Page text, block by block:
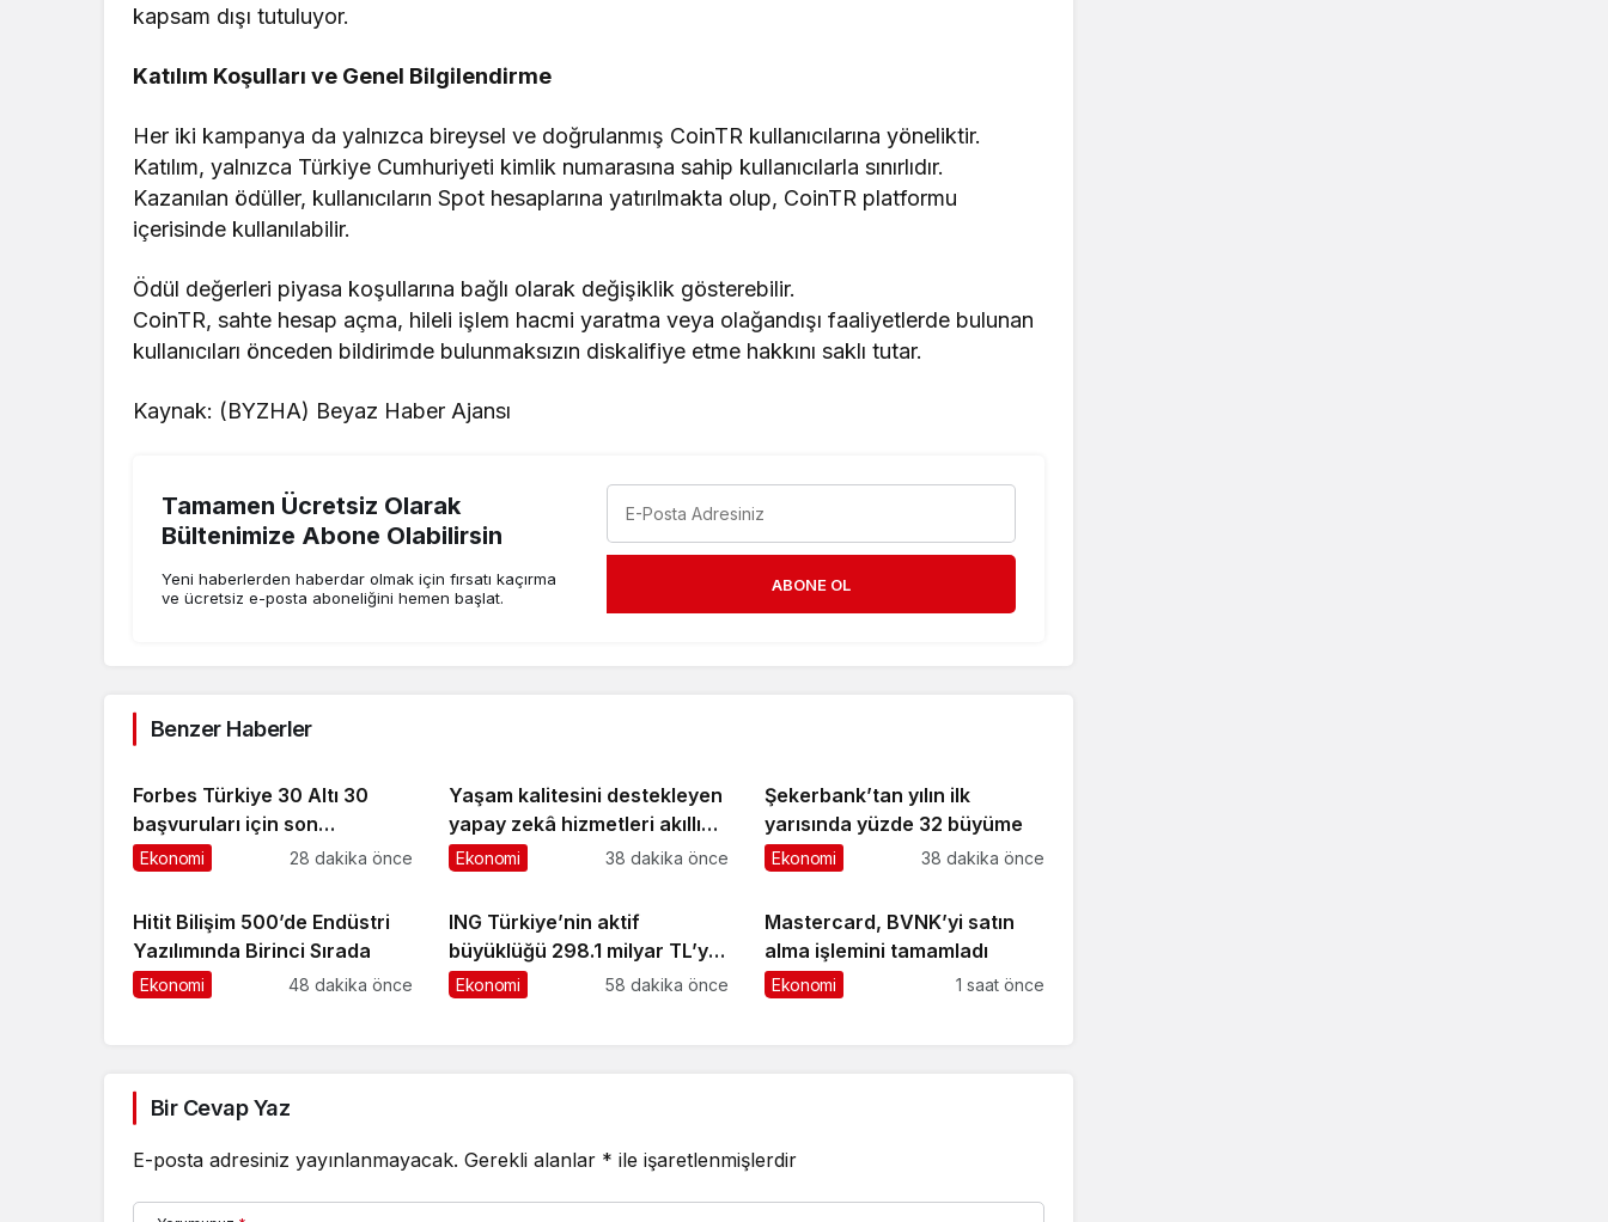
kapsam dışı tutuluyor.
Katılım Koşulları ve Genel Bilgilendirme
Her iki kampanya da yalnızca bireysel ve doğrulanmış CoinTR kullanıcılarına yöneliktir.
Katılım, yalnızca Türkiye Cumhuriyeti kimlik numarasına sahip kullanıcılarla sınırlıdır.
Kazanılan ödüller, kullanıcıların Spot hesaplarına yatırılmakta olup, CoinTR platformu
içerisinde kullanılabilir.
Ödül değerleri piyasa koşullarına bağlı olarak değişiklik gösterebilir.
CoinTR, sahte hesap açma, hileli işlem hacmi yaratma veya olağandışı faaliyetlerde bulunan
kullanıcıları önceden bildirimde bulunmaksızın diskalifiye etme hakkını saklı tutar.
Kaynak: (BYZHA) Beyaz Haber Ajansı
Tamamen Ücretsiz Olarak
Bültenimize Abone Olabilirsin
Yeni haberlerden haberdar olmak için fırsatı kaçırma
ve ücretsiz e-posta aboneliğini hemen başlat.
ABONE OL
Benzer Haberler
Forbes Türkiye 30 Altı 30
başvuruları için son
dönemece girildi!
Ekonomi 28 dakika önce
Yaşam kalitesini destekleyen
yapay zekâ hizmetleri akıllı
kentler için finansman ve
Ekonomi 38 dakika önce
Şekerbank’tan yılın ilk
yarısında yüzde 32 büyüme
Ekonomi 38 dakika önce
Hitit Bilişim 500’de Endüstri
Yazılımında Birinci Sırada
Ekonomi 48 dakika önce
ING Türkiye’nin aktif
büyüklüğü 298.1 milyar TL’ye
ulaştı
Ekonomi 58 dakika önce
Mastercard, BVNK’yi satın
alma işlemini tamamladı
Ekonomi 1 saat önce
Bir Cevap Yaz
E-posta adresiniz yayınlanmayacak. Gerekli alanlar * ile işaretlenmişlerdir